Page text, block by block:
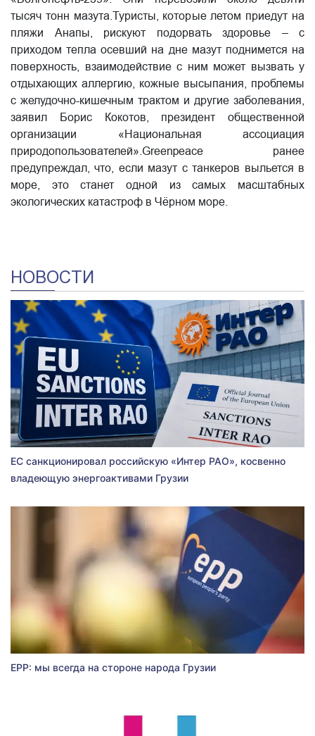
тысяч тонн мазута.Туристы, которые летом приедут на
пляжи Анапы, рискуют подорвать здоровье – с
приходом тепла осевший на дне мазут поднимется на
поверхность, взаимодействие с ним может вызвать у
отдыхающих аллергию, кожные высыпания, проблемы
с желудочно-кишечным трактом и другие заболевания,
заявил Борис Кокотов, президент общественной
организации «Национальная ассоциация
природопользователей».Greenpeace ранее
предупреждал, что, если мазут с танкеров выльется в
море, это станет одной из самых масштабных
экологических катастроф в Чёрном море.
НОВОСТИ
ЕС санкционировал российскую «Интер РАО», косвенно
владеющую энергоактивами Грузии
EPP: мы всегда на стороне народа Грузии